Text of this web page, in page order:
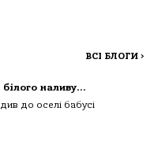
ВСІ БЛОГИ >
наливу…
до оселі бабусі